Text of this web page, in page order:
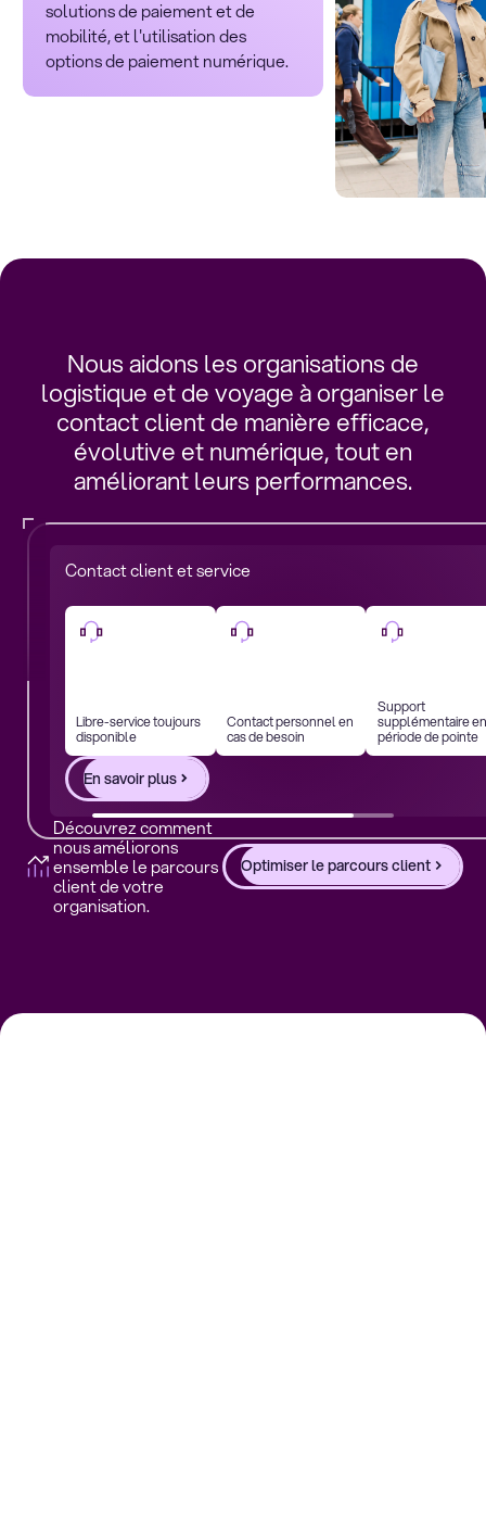
solutions de paiement et de
mobilité, et l'utilisation des
options de paiement numérique.
Nous aidons les organisations de
logistique et de voyage à organiser le
contact client de manière efficace,
évolutive et numérique, tout en
améliorant leurs performances.
Contact client et service
Libre-service toujours
disponible
Contact personnel en
cas de besoin
Support
supplémentaire en
période de pointe
En savoir plus
Découvrez comment
nous améliorons
ensemble le parcours
client de votre
organisation.
Optimiser le parcours client